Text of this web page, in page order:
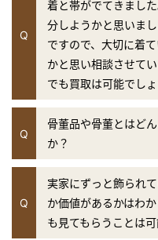
Q
着と帯がでてきまし
分しようかと思いま
ですので、大切に着
かと思い相談させて
でも買取は可能でし
Q
骨董品や骨董とはど
か？
Q
実家にずっと飾られ
か価値があるかはわ
も見てもらうことは